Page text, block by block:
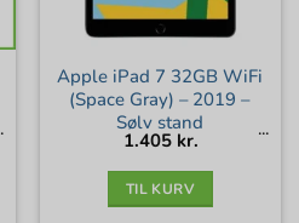
Apple iPad 7 32GB WiFi
(Space Gray) – 2019 –
Sølv stand
1.405 kr.
TIL KURV